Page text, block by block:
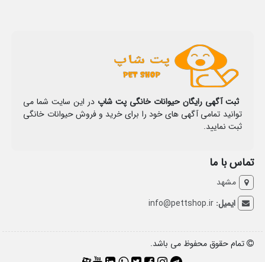
ثبت آگهی رایگان حیوانات خانگی پت شاپ در این سایت شما می
توانید تمامی آگهی های خود را برای خرید و فروش حیوانات خانگی
ثبت نمایید.
تماس با ما
مشهد
ایمیل:info@pettshop.ir
تمام حقوق محفوظ می باشد.